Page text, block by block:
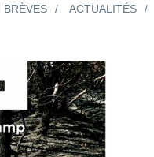
BRÈVES ACTUALITÉS